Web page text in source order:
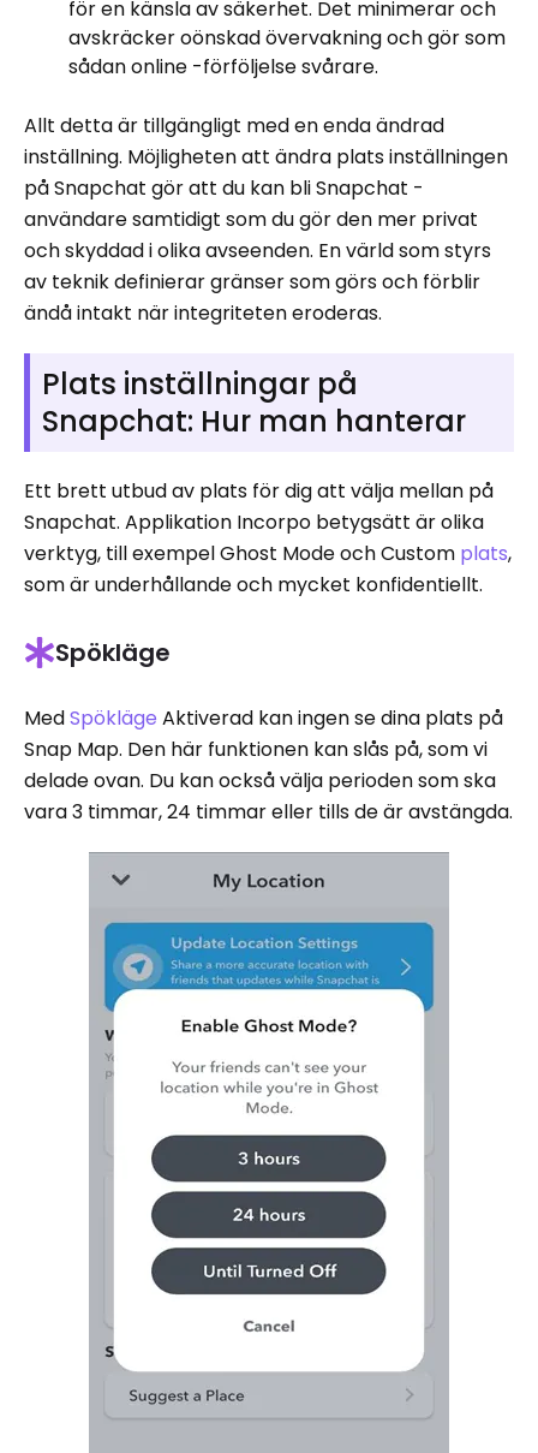
för en känsla av säkerhet. Det minimerar och
avskräcker oönskad övervakning och gör som
sådan online -förföljelse svårare.
Allt detta är tillgängligt med en enda ändrad
inställning. Möjligheten att ändra plats inställningen
på Snapchat gör att du kan bli Snapchat -
användare samtidigt som du gör den mer privat
och skyddad i olika avseenden. En värld som styrs
av teknik definierar gränser som görs och förblir
ändå intakt när integriteten eroderas.
Plats inställningar på
Snapchat: Hur man hanterar
Ett brett utbud av plats för dig att välja mellan på
Snapchat. Applikation Incorpo betygsätt är olika
verktyg, till exempel Ghost Mode och Custom plats,
som är underhållande och mycket konfidentiellt.
Spökläge
MedSpökläge Aktiverad kan ingen se dina plats på
Snap Map. Den här funktionen kan slås på, som vi
delade ovan. Du kan också välja perioden som ska
vara 3 timmar, 24 timmar eller tills de är avstängda.